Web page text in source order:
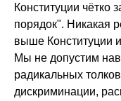
Конституции чётко
порядок". Никакая
выше Конституции
Мы не допустим
радикальных
дискриминации,